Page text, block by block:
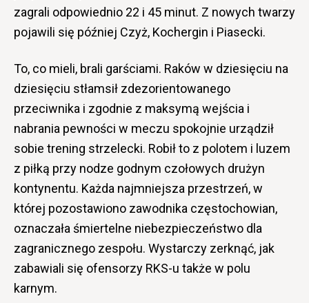
zagrali odpowiednio 22 i 45 minut. Z nowych twarzy
pojawili się później Czyż, Kochergin i Piasecki.
To, co mieli, brali garściami. Raków w dziesięciu na
dziesięciu stłamsił zdezorientowanego
przeciwnika i zgodnie z maksymą wejścia i
nabrania pewności w meczu spokojnie urządził
sobie trening strzelecki. Robił to z polotem i luzem
z piłką przy nodze godnym czołowych drużyn
kontynentu. Każda najmniejsza przestrzeń, w
której pozostawiono zawodnika częstochowian,
oznaczała śmiertelne niebezpieczeństwo dla
zagranicznego zespołu. Wystarczy zerknąć, jak
zabawiali się ofensorzy RKS-u także w polu
karnym.